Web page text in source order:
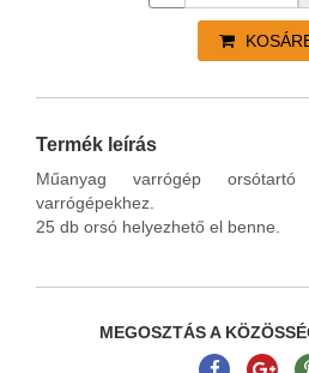
Termék leírás
Műanyag varrógép
varrógépekhez.
25 db orsó helyezhető el benne.
MEGOSZTÁS A